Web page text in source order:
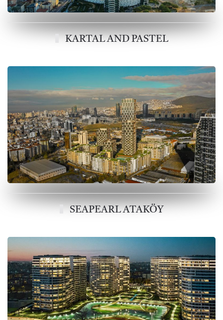
KARTAL AND PASTEL
SEAPEARL ATAKÖY